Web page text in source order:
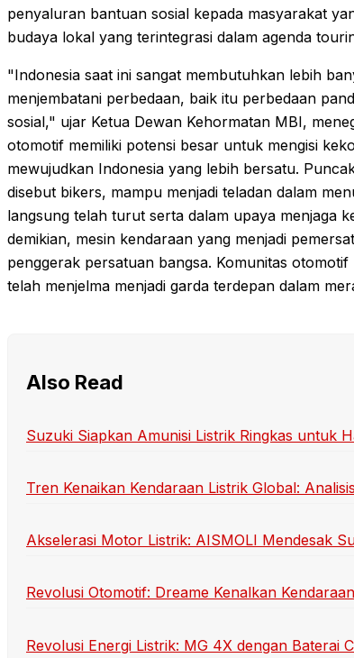
penyaluran bantuan sosial kepada masyarakat
budaya lokal yang terintegrasi dalam agenda
"Indonesia saat ini sangat membutuhkan lebih
menjembatani perbedaan, baik itu perbedaan
sosial," ujar Ketua Dewan Kehormatan MBI,
otomotif memiliki potensi besar untuk mengisi
mewujudkan Indonesia yang lebih bersatu.
disebut bikers, mampu menjadi teladan dalam
langsung telah turut serta dalam upaya menjaga
demikian, mesin kendaraan yang menjadi
penggerak persatuan bangsa. Komunitas
telah menjelma menjadi garda terdepan dalam
Also Read
Suzuki Siapkan Amunisi Listrik Ringkas untuk
Tren Kenaikan Kendaraan Listrik Global:
Akselerasi Motor Listrik: AISMOLI Mendesak
Revolusi Otomotif: Dreame Kenalkan
Revolusi Energi Listrik: MG 4X dengan Baterai